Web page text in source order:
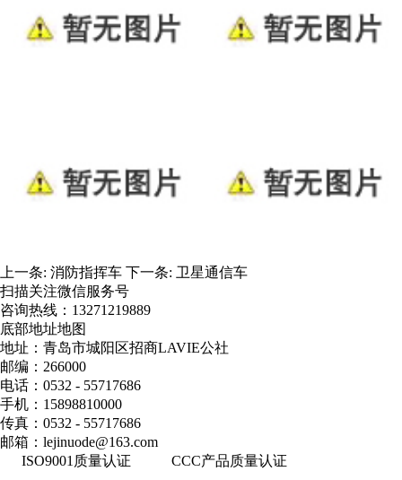
上一条: 消防指挥车 下一条: 卫星通信车
扫描关注微信服务号
咨询热线： 13271219889
底部地址地图
地址：青岛市城阳区招商LAVIE公社
邮编：266000
电话：0532 - 55717686
手机：15898810000
传真：0532 - 55717686
邮箱：lejinuode@163.com
ISO9001质量认证
CCC产品质量认证